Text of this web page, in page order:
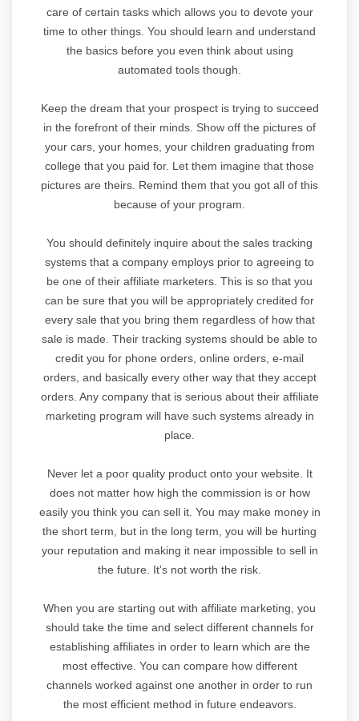
care of certain tasks which allows you to devote your
time to other things. You should learn and understand
the basics before you even think about using
automated tools though.
Keep the dream that your prospect is trying to succeed
in the forefront of their minds. Show off the pictures of
your cars, your homes, your children graduating from
college that you paid for. Let them imagine that those
pictures are theirs. Remind them that you got all of this
because of your program.
You should definitely inquire about the sales tracking
systems that a company employs prior to agreeing to
be one of their affiliate marketers. This is so that you
can be sure that you will be appropriately credited for
every sale that you bring them regardless of how that
sale is made. Their tracking systems should be able to
credit you for phone orders, online orders, e-mail
orders, and basically every other way that they accept
orders. Any company that is serious about their affiliate
marketing program will have such systems already in
place.
Never let a poor quality product onto your website. It
does not matter how high the commission is or how
easily you think you can sell it. You may make money in
the short term, but in the long term, you will be hurting
your reputation and making it near impossible to sell in
the future. It's not worth the risk.
When you are starting out with affiliate marketing, you
should take the time and select different channels for
establishing affiliates in order to learn which are the
most effective. You can compare how different
channels worked against one another in order to run
the most efficient method in future endeavors.